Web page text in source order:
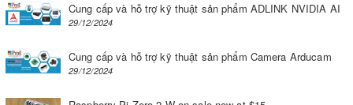
Cung cấp và hỗ trợ kỹ thuật sản phẩm ADLINK NVIDIA AI
29/12/2024
Cung cấp và hỗ trợ kỹ thuật sản phẩm Camera Arducam
29/12/2024